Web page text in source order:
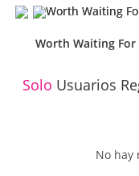
Worth Waiting For
Solo Usuarios
No hay